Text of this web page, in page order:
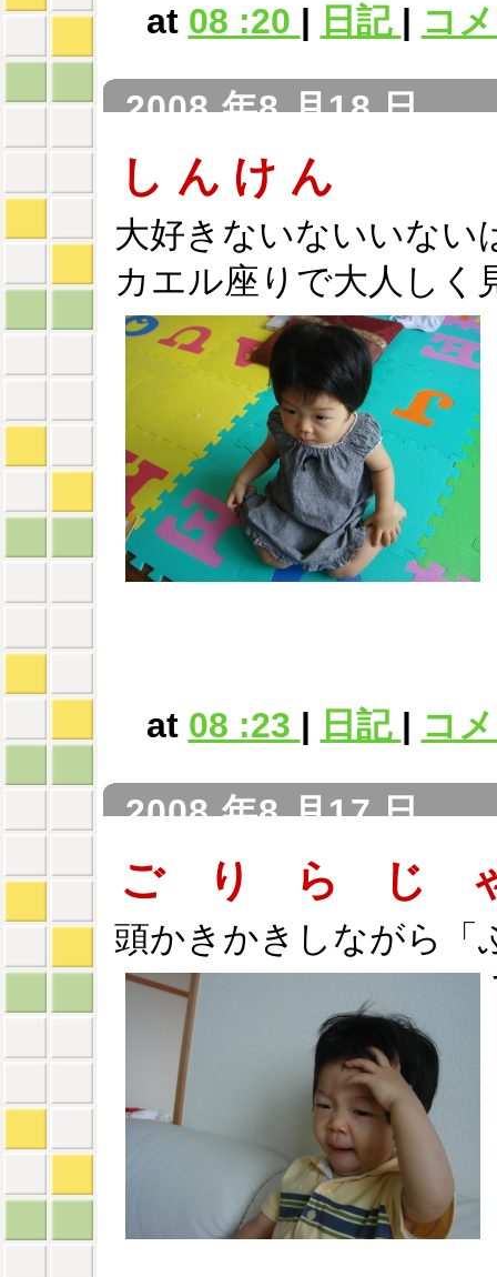
at 08 :20 | 日記 | コ
2008 年8 月18 日
し ん け ん
大好きないないいない
カエル座りで大人しく
at 08 :23 | 日記 | コ
2008 年8 月17 日
ご り ら じ
頭かきかきしながら「